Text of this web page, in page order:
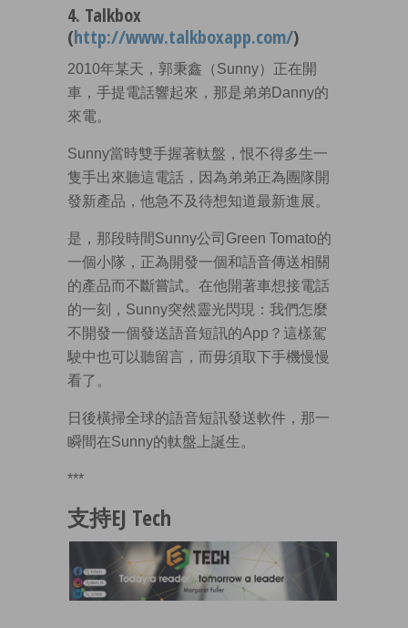
4. Talkbox
(http://www.talkboxapp.com/)
2010年某天，郭秉鑫（Sunny）正在開
車，手提電話響起來，那是弟弟Danny的
來電。
Sunny當時雙手握著軚盤，恨不得多生一
隻手出來聽這電話，因為弟弟正為團隊開
發新產品，他急不及待想知道最新進展。
是，那段時間Sunny公司Green Tomato的
一個小隊，正為開發一個和語音傳送相關
的產品而不斷嘗試。在他開著車想接電話
的一刻，Sunny突然靈光閃現：我們怎麼
不開發一個發送語音短訊的App？這樣駕
駛中也可以聽留言，而毋須取下手機慢慢
看了。
日後橫掃全球的語音短訊發送軟件，那一
瞬間在Sunny的軚盤上誕生。
***
支持EJ Tech